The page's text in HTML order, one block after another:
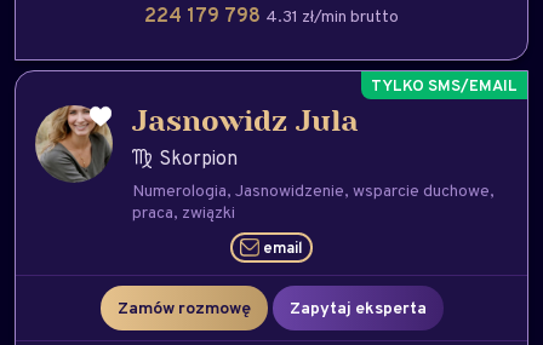
224 179 798 4.31 zł/min brutto
Jasnowidz Jula
Skorpion
Numerologia Jasnowidzenie wsparcie duchowe
praca związki
email
Zamów rozmowę Zapytaj eksperta